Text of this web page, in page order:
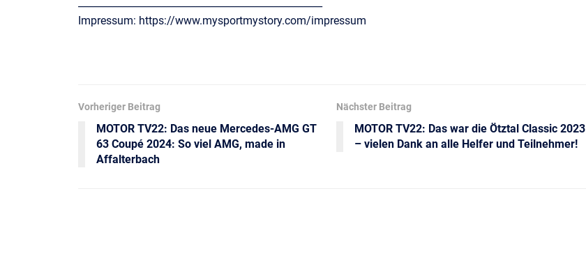
Impressum: https://www.mysportmystory.com/impressum
Vorheriger Beitrag
MOTOR TV22: Das neue Mercedes-AMG GT
63 Coupé 2024: So viel AMG, made in
Affalterbach
Nächster Beitrag
MOTOR TV22: Das war die Ötztal Classic 2023
– vielen Dank an alle Helfer und Teilnehmer!